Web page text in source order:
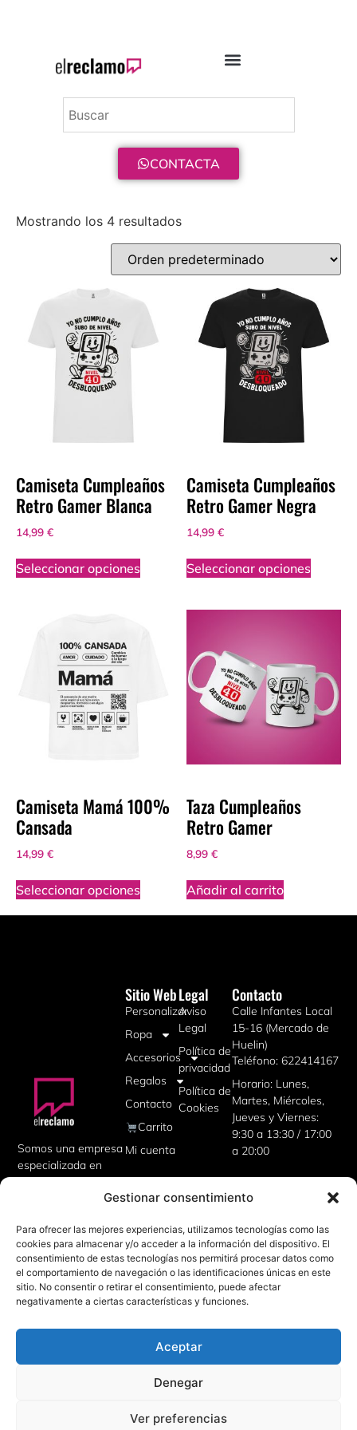
Gestionar consentimiento
Para ofrecer las mejores experiencias, utilizamos tecnologías como las
cookies para almacenar y/o acceder a la información del dispositivo. El
consentimiento de estas tecnologías nos permitirá procesar datos como
el comportamiento de navegación o las identificaciones únicas en este
sitio. No consentir o retirar el consentimiento, puede afectar
negativamente a ciertas características y funciones.
Aceptar
Denegar
Ver preferencias
CONTACTA
Mostrando los 4 resultados
Camiseta Cumpleaños
Retro Gamer Blanca
14,99 €
Seleccionar opciones
Camiseta Cumpleaños
Retro Gamer Negra
14,99 €
Seleccionar opciones
Camiseta Mamá 100%
Cansada
14,99 €
Seleccionar opciones
Taza Cumpleaños
Retro Gamer
8,99 €
Añadir al carrito
Somos una empresa
especializada en
artículos
trabajo, camisetas
personalizadas,
además de regalos
corporativos para tu
empresa.
Legal
Aviso
Legal
Política de
privacidad
Política de
Cookies
Sitio Web
Personalizar
Ropa
Accesorios
Regalos
Contacto
Carrito
Mi cuenta
Contacto
Calle Infantes Local
15-16 (Mercado de
Huelin)
Teléfono: 622414167
Horario: Lunes,
Martes, Miércoles,
Jueves y Viernes:
9:30 a 13:30 / 17:00
a 20:00